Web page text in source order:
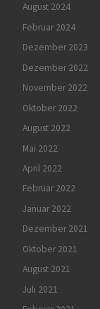
August 2024
Februar 2024
Dezember 2023
Dezember 2022
November 2022
Oktober 2022
August 2022
Mai 2022
April 2022
Februar 2022
Januar 2022
Dezember 2021
Oktober 2021
August 2021
Juli 2021